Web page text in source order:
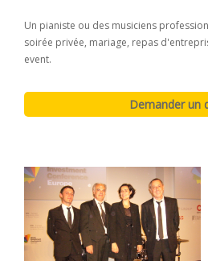
Un pianiste ou des musiciens
soirée privée, mariage, repas
event.